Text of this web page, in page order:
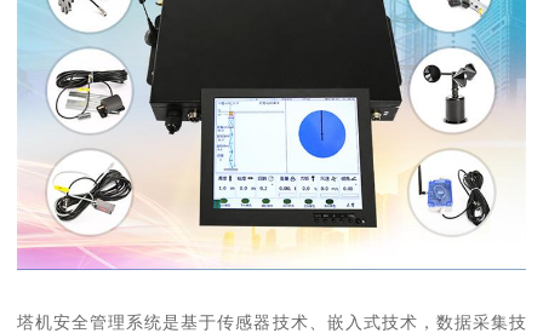
塔机安全管理系统是基于传感器技术、嵌入式技术，数据采集技